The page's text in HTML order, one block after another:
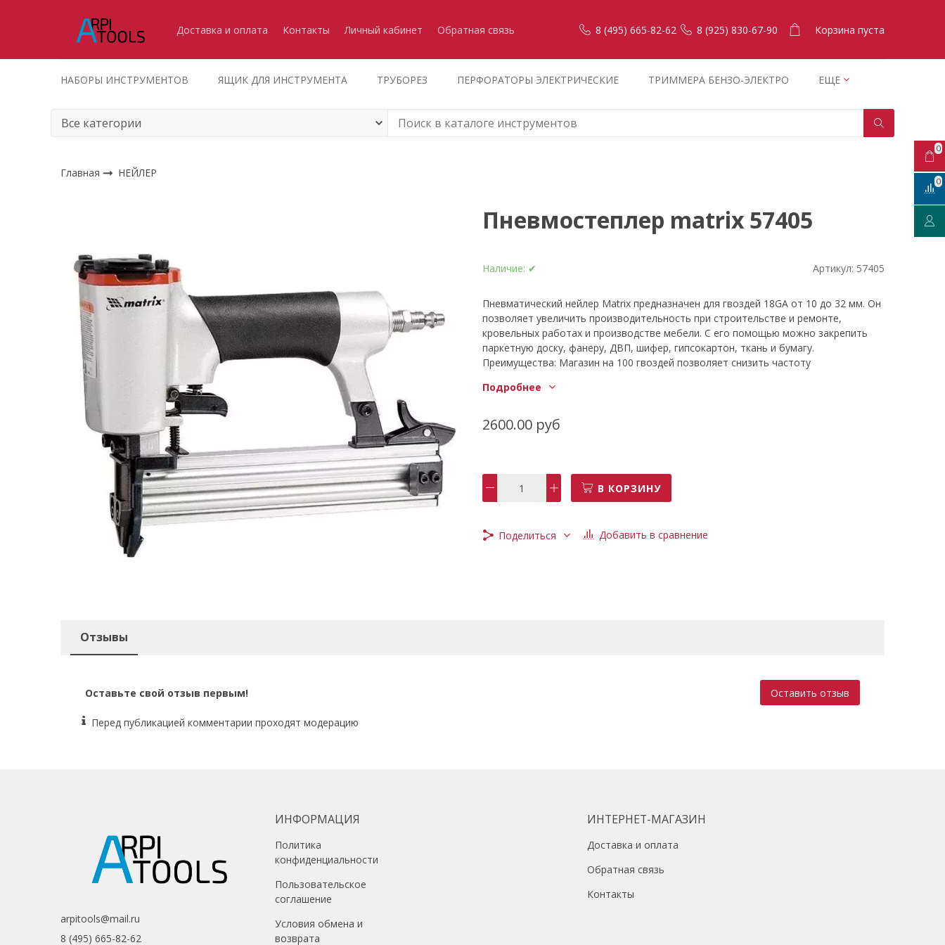
8 (495) 665-82-62 8 (925) 830-67-90
Доставка и оплата Контакты Личный кабинет Обратная связь Корзина пуста
НАБОРЫ ИНСТРУМЕНТОВ ЯЩИК ДЛЯ ИНСТРУМЕНТА ТРУБОРЕЗ ПЕРФОРАТОРЫ ЭЛЕКТРИЧЕСКИЕ ТРИММЕРА БЕНЗО-ЭЛЕКТРО ЕЩЕ
Главная НЕЙЛЕР
Пневмостеплер matrix 57405
Наличие: ✔ Артикул: 57405
Пневматический нейлер Matrix предназначен для гвоздей 18GA от 10 до 32 мм. Он
позволяет увеличить производительность при строительстве и ремонте,
кровельных работах и производстве мебели. С его помощью можно закрепить
паркетную доску, фанеру, ДВП, шифер, гипсокартон, ткань и бумагу.
Преимущества: Магазин на 100 гвоздей позволяет снизить частоту
выполнен из алюминия для защиты от механических повреждений. Специальное
весит 1,2 кг, благодаря чему руки не устают в процессе работы.
Подробнее
2600.00 руб
В КОРЗИНУ
Поделиться Добавить в сравнение
Отзывы
Оставьте свой отзыв первым! Оставить отзыв
Перед публикацией комментарии проходят модерацию
arpitools@mail.ru
8 (495) 665-82-62
ИНФОРМАЦИЯ
Политика
конфиденциальности
Пользовательское
соглашение
Условия обмена и
возврата
ИНТЕРНЕТ-МАГАЗИН
Доставка и оплата
Обратная связь
Контакты
0
0